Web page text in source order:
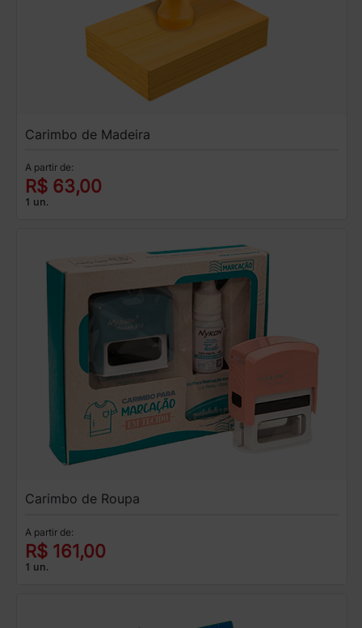
Carimbo de Madeira
A partir de:
R$ 63,00
1 un.
Carimbo de Roupa
A partir de:
R$ 161,00
1 un.